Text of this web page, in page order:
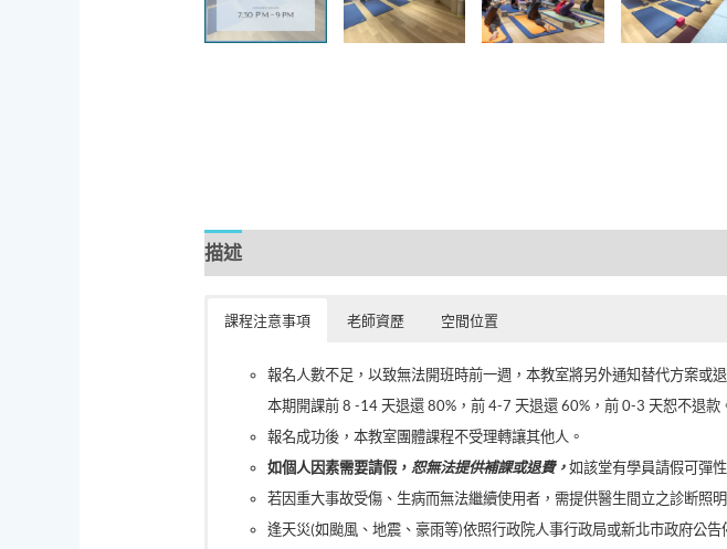
描述
課程注意事項 老師資歷 空間位置
報名人數不足，以致無法開班時前一週，本教室將另外通知替代方案或退
本期開課前 8 -14 天退還 80%，前 4-7 天退還 60%，前 0-3 天恕不退款
報名成功後，本教室團體課程不受理轉讓其他人。
如個人因素需要請假， 恕無法提供補課或退費，如該堂有學員請假可彈
若因重大事故受傷、生病而無法繼續使用者，需提供醫生間立之診断照
逢天災(如颱風、地震、豪雨等)依照行政院人事行政局或新北市政府公告